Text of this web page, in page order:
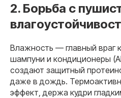
2. Борьба с
Влажность — главный враг
шампуни и кондиционеры
создают защитный
даже в дождь.
эффект, держа кудри